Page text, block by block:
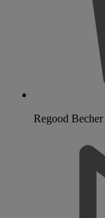
Regood Becher